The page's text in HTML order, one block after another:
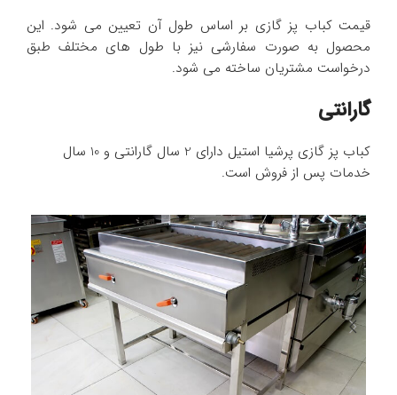
قیمت کباب پز گازی بر اساس طول آن تعیین می شود. این
محصول به صورت سفارشی نیز با طول های مختلف طبق
درخواست مشتریان ساخته می شود.
گارانتی
کباب پز گازی پرشیا استیل دارای 2 سال گارانتی و 10 سال
خدمات پس از فروش است.